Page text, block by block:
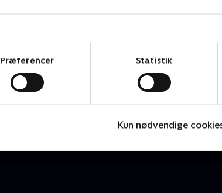
Præferencer Statistik
Kun nødvendige